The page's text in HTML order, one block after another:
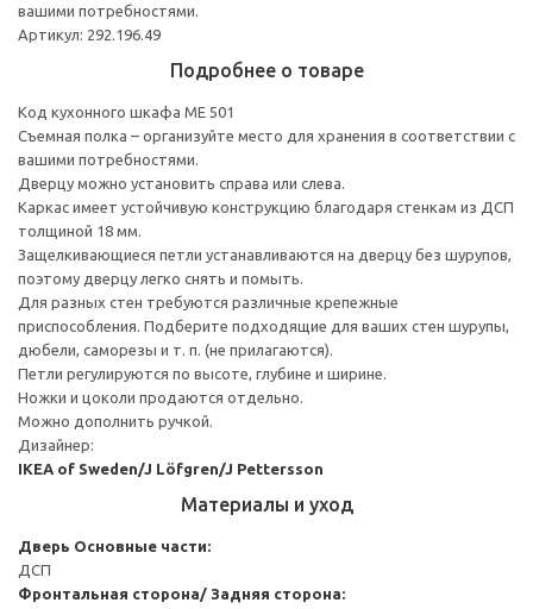
вашими потребностями.
Артикул: 292.196.49
Подробнее о товаре
Код кухонного шкафа ME 501
Съемная полка – организуйте место для хранения в соответствии с
вашими потребностями.
Дверцу можно установить справа или слева.
Каркас имеет устойчивую конструкцию благодаря стенкам из ДСП
толщиной 18 мм.
Защелкивающиеся петли устанавливаются на дверцу без шурупов,
поэтому дверцу легко снять и помыть.
Для разных стен требуются различные крепежные
приспособления. Подберите подходящие для ваших стен шурупы,
дюбели, саморезы и т. п. (не прилагаются).
Петли регулируются по высоте, глубине и ширине.
Ножки и цоколи продаются отдельно.
Можно дополнить ручкой.
Дизайнер:
IKEA of Sweden/J Löfgren/J Pettersson
Материалы и уход
Дверь Основные части:
ДСП
Фронтальная сторона/ Задняя сторона: